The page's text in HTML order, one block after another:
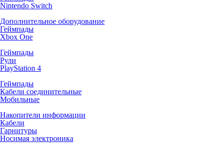
Nintendo Switch
Дополнительное оборудование
Геймпады
Xbox One
Геймпады
Рули
PlayStation 4
Геймпады
Кабели соединительные
Мобильные
Накопители информации
Кабели
Гарнитуры
Носимая электроника